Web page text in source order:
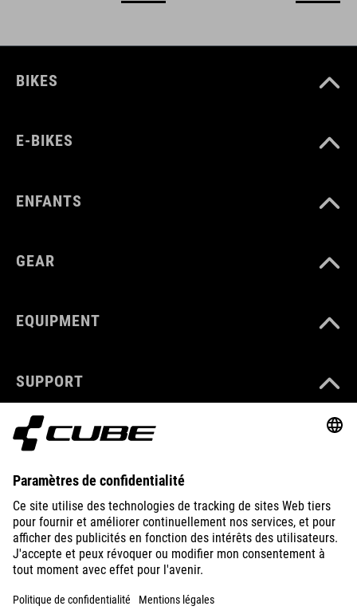
BIKES
E-BIKES
ENFANTS
GEAR
EQUIPMENT
SUPPORT
ABOUT US
EXPLORE